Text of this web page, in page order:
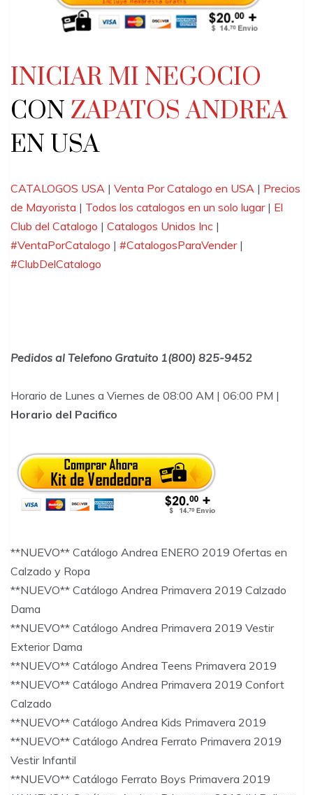
INICIAR MI NEGOCIO
CON ZAPATOS ANDREA
EN USA
CATALOGOS USA | Venta Por Catalogo en USA | Precios
de Mayorista | Todos los catalogos en un solo lugar| El
Club del Catalogo | Catalogos Unidos Inc |
#VentaPorCatalogo | #CatalogosParaVender |
#ClubDelCatalogo
Pedidos al Telefono Gratuito 1(800) 825-9452
Horario de Lunes a Viernes de 08:00 AM | 06:00 PM |
Horario del Pacifico
**NUEVO** Catálogo Andrea ENERO 2019 Ofertas en
Calzado y Ropa
**NUEVO** Catálogo Andrea Primavera 2019 Calzado
Dama
**NUEVO** Catálogo Andrea Primavera 2019 Vestir
Exterior Dama
**NUEVO** Catálogo Andrea Teens Primavera 2019
**NUEVO** Catálogo Andrea Primavera 2019 Confort
Calzado
**NUEVO** Catálogo Andrea Kids Primavera 2019
**NUEVO** Catálogo Andrea Ferrato Primavera 2019
Vestir Infantil
**NUEVO** Catálogo Ferrato Boys Primavera 2019